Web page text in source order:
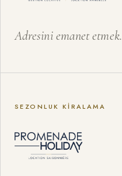
Adresini emanet etmek.
SEZONLUK KIRALAMA